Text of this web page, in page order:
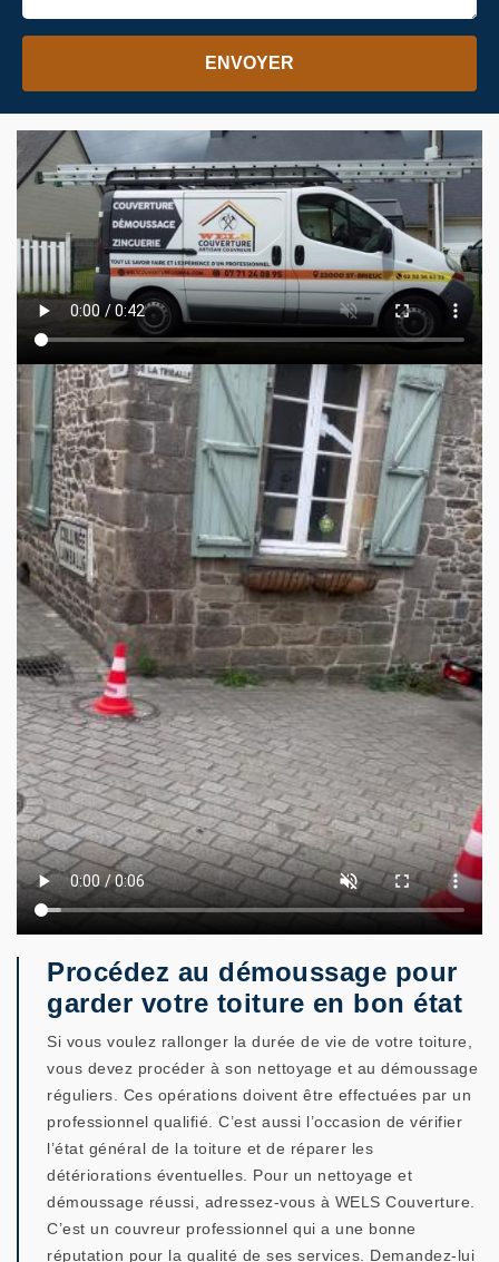
Procédez au démoussage pour
garder votre toiture en bon état
Si vous voulez rallonger la durée de vie de votre toiture,
vous devez procéder à son nettoyage et au démoussage
réguliers. Ces opérations doivent être effectuées par un
professionnel qualifié. C’est aussi l’occasion de vérifier
l’état général de la toiture et de réparer les
détériorations éventuelles. Pour un nettoyage et
démoussage réussi, adressez-vous à WELS Couverture.
C’est un couvreur professionnel qui a une bonne
réputation pour la qualité de ses services. Demandez-lui